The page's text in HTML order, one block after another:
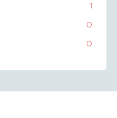
1
0
0